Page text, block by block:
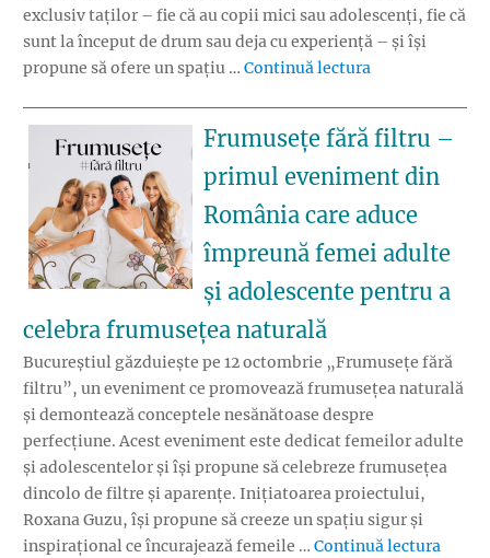
exclusiv taților – fie că au copii mici sau adolescenți, fie că
sunt la început de drum sau deja cu experiență – și își
propune să ofere un spațiu … Continuă lectura
Frumusețe fără filtru –
primul eveniment din
România care aduce
împreună femei adulte
și adolescente pentru a
celebra frumusețea naturală
Bucureștiul găzduiește pe 12 octombrie „Frumusețe fără
filtru”, un eveniment ce promovează frumusețea naturală
și demontează conceptele nesănătoase despre
perfecțiune. Acest eveniment este dedicat femeilor adulte
și adolescentelor și își propune să celebreze frumusețea
dincolo de filtre și aparențe. Inițiatoarea proiectului,
Roxana Guzu, își propune să creeze un spațiu sigur și
inspirațional ce încurajează femeile … Continuă lectura